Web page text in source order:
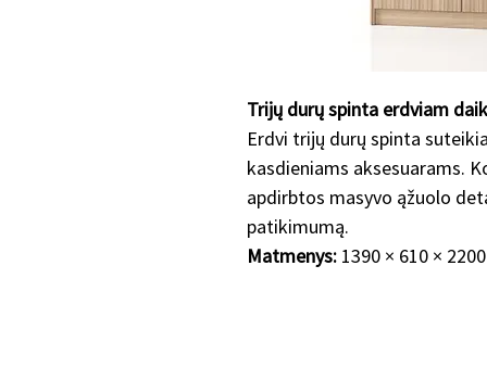
Trijų durų spinta erdviam
Erdvi trijų durų spinta
kasdieniams aksesuarams.
apdirbtos masyvo ąžuolo
patikimumą.
Matmenys: 1390 × 610 ×